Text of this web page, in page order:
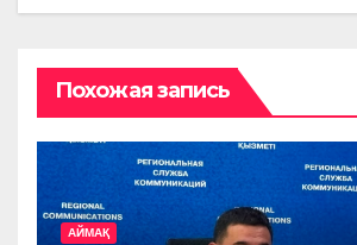
Похожая запись
АЙМАҚ